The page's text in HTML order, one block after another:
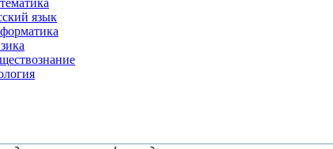
язык